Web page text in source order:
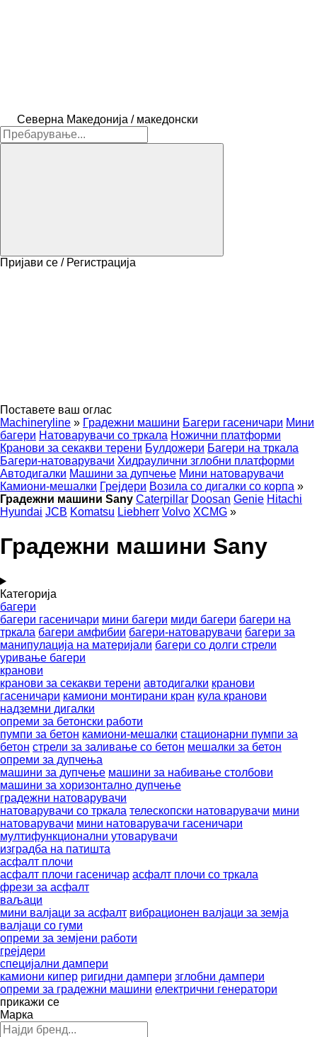
Северна Македонија / македонски
Пријави се / Регистрација
Поставете ваш оглас
Machineryline » Градежни машини Багери гасеничари Мини
багери Натоварувачи со тркала Ножични платформи
Кранови за секакви терени Булдожери Багери на тркала
Багери-натоварувачи Хидраулични зглобни платформи
Автодигалки Машини за дупчење Мини натоварувачи
Камиони-мешалки Грејдери Возила со дигалки со корпа »
Градежни машини Sany Caterpillar Doosan Genie Hitachi
Hyundai JCB Komatsu Liebherr Volvo XCMG »
Градежни машини Sany
Категорија
багери
багери гасеничари мини багери миди багери багери на
тркала багери амфибии багери-натоварувачи багери за
манипулација на материјали багери со долги стрели
уривање багери
кранови
кранови за секакви терени автодигалки кранови
гасеничари камиони монтирани кран кула кранови
надземни дигалки
опреми за бетонски работи
пумпи за бетон камиони-мешалки стационарни пумпи за
бетон стрели за заливање со бетон мешалки за бетон
опреми за дупчења
машини за дупчење машини за набивање столбови
машини за хоризонтално дупчење
градежни натоварувачи
натоварувачи со тркала телескопски натоварувачи мини
натоварувачи мини натоварувачи гасеничари
мултифункционални утоварувачи
изградба на патишта
асфалт плочи
асфалт плочи гасеничар асфалт плочи со тркала
фрези за асфалт
ваљаци
мини валјаци за асфалт вибрационен валјаци за земја
валјаци со гуми
опреми за земјени работи
грејдери
специјални дампери
камиони кипер ригидни дампери зглобни дампери
опреми за градежни машини електрични генератори
прикажи се
Марка